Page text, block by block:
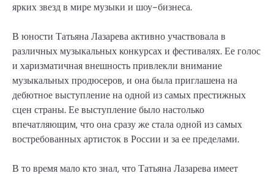
ярких звезд в мире музыки и шоу-бизнеса.
В юности Татьяна Лазарева активно участвовала в
различных музыкальных конкурсах и фестивалях. Ее голос
и харизматичная внешность привлекли внимание
музыкальных продюсеров, и она была приглашена на
дебютное выступление на одной из самых престижных
сцен страны. Ее выступление было настолько
впечатляющим, что она сразу же стала одной из самых
востребованных артисток в России и за ее пределами.
В то время мало кто знал, что Татьяна Лазарева имеет